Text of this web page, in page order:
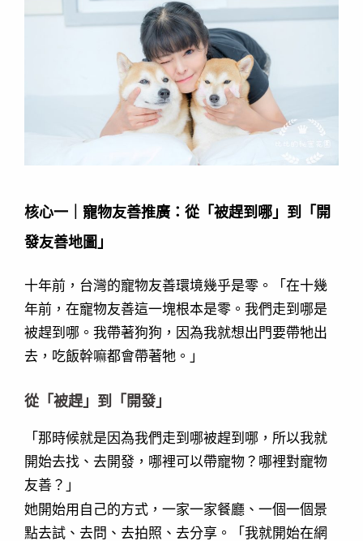
核心一｜寵物友善推廣：從「被趕到哪」到「開
發友善地圖」
十年前，台灣的寵物友善環境幾乎是零。「在十幾
年前，在寵物友善這一塊根本是零。我們走到哪是
被趕到哪。我帶著狗狗，因為我就想出門要帶牠出
去，吃飯幹嘛都會帶著牠。」
從「被趕」到「開發」
「那時候就是因為我們走到哪被趕到哪，所以我就
開始去找、去開發，哪裡可以帶寵物？哪裡對寵物
友善？」
她開始用自己的方式，一家一家餐廳、一個一個景
點去試、去問、去拍照、去分享。「我就開始在網